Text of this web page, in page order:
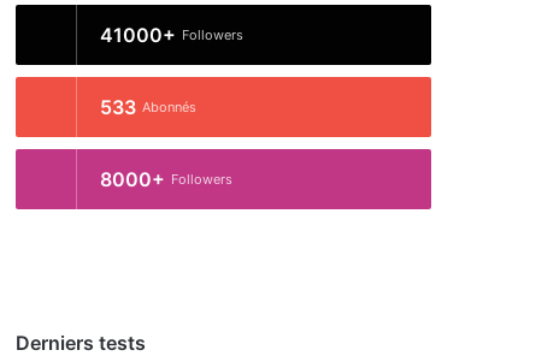
41000+ Followers
533 Abonnés
8000+ Followers
Derniers tests